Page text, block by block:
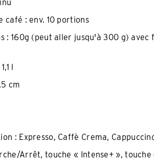
café : env. 10 portions​
: 160g (peut aller jusqu'à 300 g)
l
cm
: Expresso, Caffè Crema,
Arrêt, touche « Intense+ », touche